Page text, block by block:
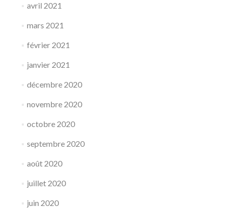
avril 2021
mars 2021
février 2021
janvier 2021
décembre 2020
novembre 2020
octobre 2020
septembre 2020
août 2020
juillet 2020
juin 2020